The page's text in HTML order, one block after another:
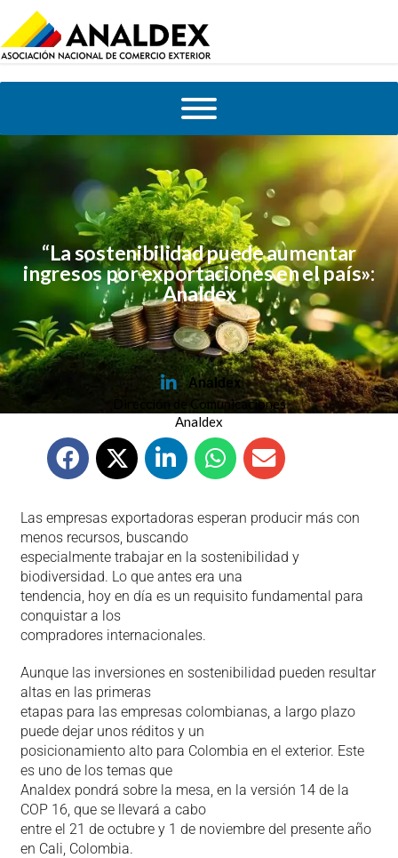
“La sostenibilidad puede aumentar
ingresos por exportaciones en el país»:
Analdex
Analdex
Dirección de Comunicaciones
Analdex
Las empresas exportadoras esperan producir más con
menos recursos, buscando
especialmente trabajar en la sostenibilidad y
biodiversidad. Lo que antes era una
tendencia, hoy en día es un requisito fundamental para
conquistar a los
compradores internacionales.
Aunque las inversiones en sostenibilidad pueden resultar
altas en las primeras
etapas para las empresas colombianas, a largo plazo
puede dejar unos réditos y un
posicionamiento alto para Colombia en el exterior. Este
es uno de los temas que
Analdex pondrá sobre la mesa, en la versión 14 de la
COP 16, que se llevará a cabo
entre el 21 de octubre y 1 de noviembre del presente año
en Cali, Colombia.